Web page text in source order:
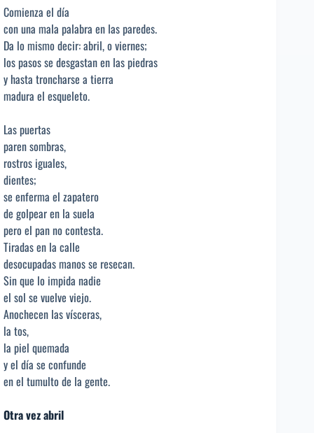
Comienza el día
con una mala palabra en las paredes.
Da lo mismo decir: abril, o viernes;
los pasos se desgastan en las piedras
y hasta troncharse a tierra
madura el esqueleto.
Las puertas
paren sombras,
rostros iguales,
dientes;
se enferma el zapatero
de golpear en la suela
pero el pan no contesta.
Tiradas en la calle
desocupadas manos se resecan.
Sin que lo impida nadie
el sol se vuelve viejo.
Anochecen las vísceras,
la tos,
la piel quemada
y el día se confunde
en el tumulto de la gente.
Otra vez abril